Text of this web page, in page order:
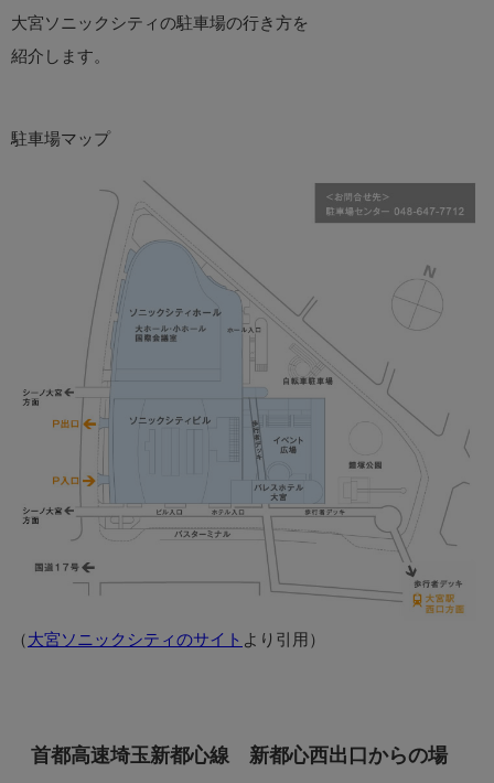
大宮ソニックシティの駐車場の行き方を
紹介します。
駐車場マップ
（ 大宮ソニックシティのサイト より引用）
首都高速埼玉新都心線 新都心西出口からの場